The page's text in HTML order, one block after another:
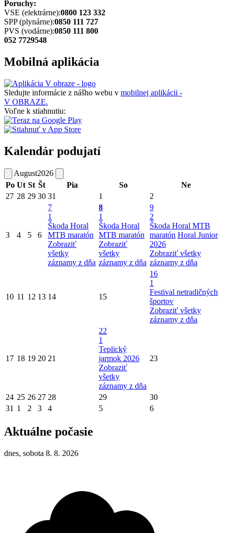
Poruchy:
VSE (elektrárne):0800 123 332
SPP (plynárne):0850 111 727
PVS (vodárne):0850 111 800
052 7729548
Mobilná aplikácia
Sledujte informácie z nášho webu v mobilnej aplikácii -
V OBRAZE.
Voľne k stiahnutiu:
Kalendár podujatí
August2026
Po Ut St Št Pia So
Ne
27 28 29 30 31 1 2
3 4 5 6
7
1
Škoda Horal
MTB maratón
Zobraziť
všetky
záznamy z dňa
8
1
Škoda Horal
MTB maratón
Zobraziť
všetky
záznamy z dňa
9
2
Škoda Horal MTB
maratón Horal Junior
2026
Zobraziť všetky
záznamy z dňa
10 11 12 13 14 15
16
1
Festival netradičných
športov
Zobraziť všetky
záznamy z dňa
17 18 19 20 21
22
1
Teplický
jarmok 2026
Zobraziť
všetky
záznamy z dňa
23
24 25 26 27 28 29
30
31 1 2 3 4 5 6
Aktuálne počasie
dnes, sobota 8. 8. 2026